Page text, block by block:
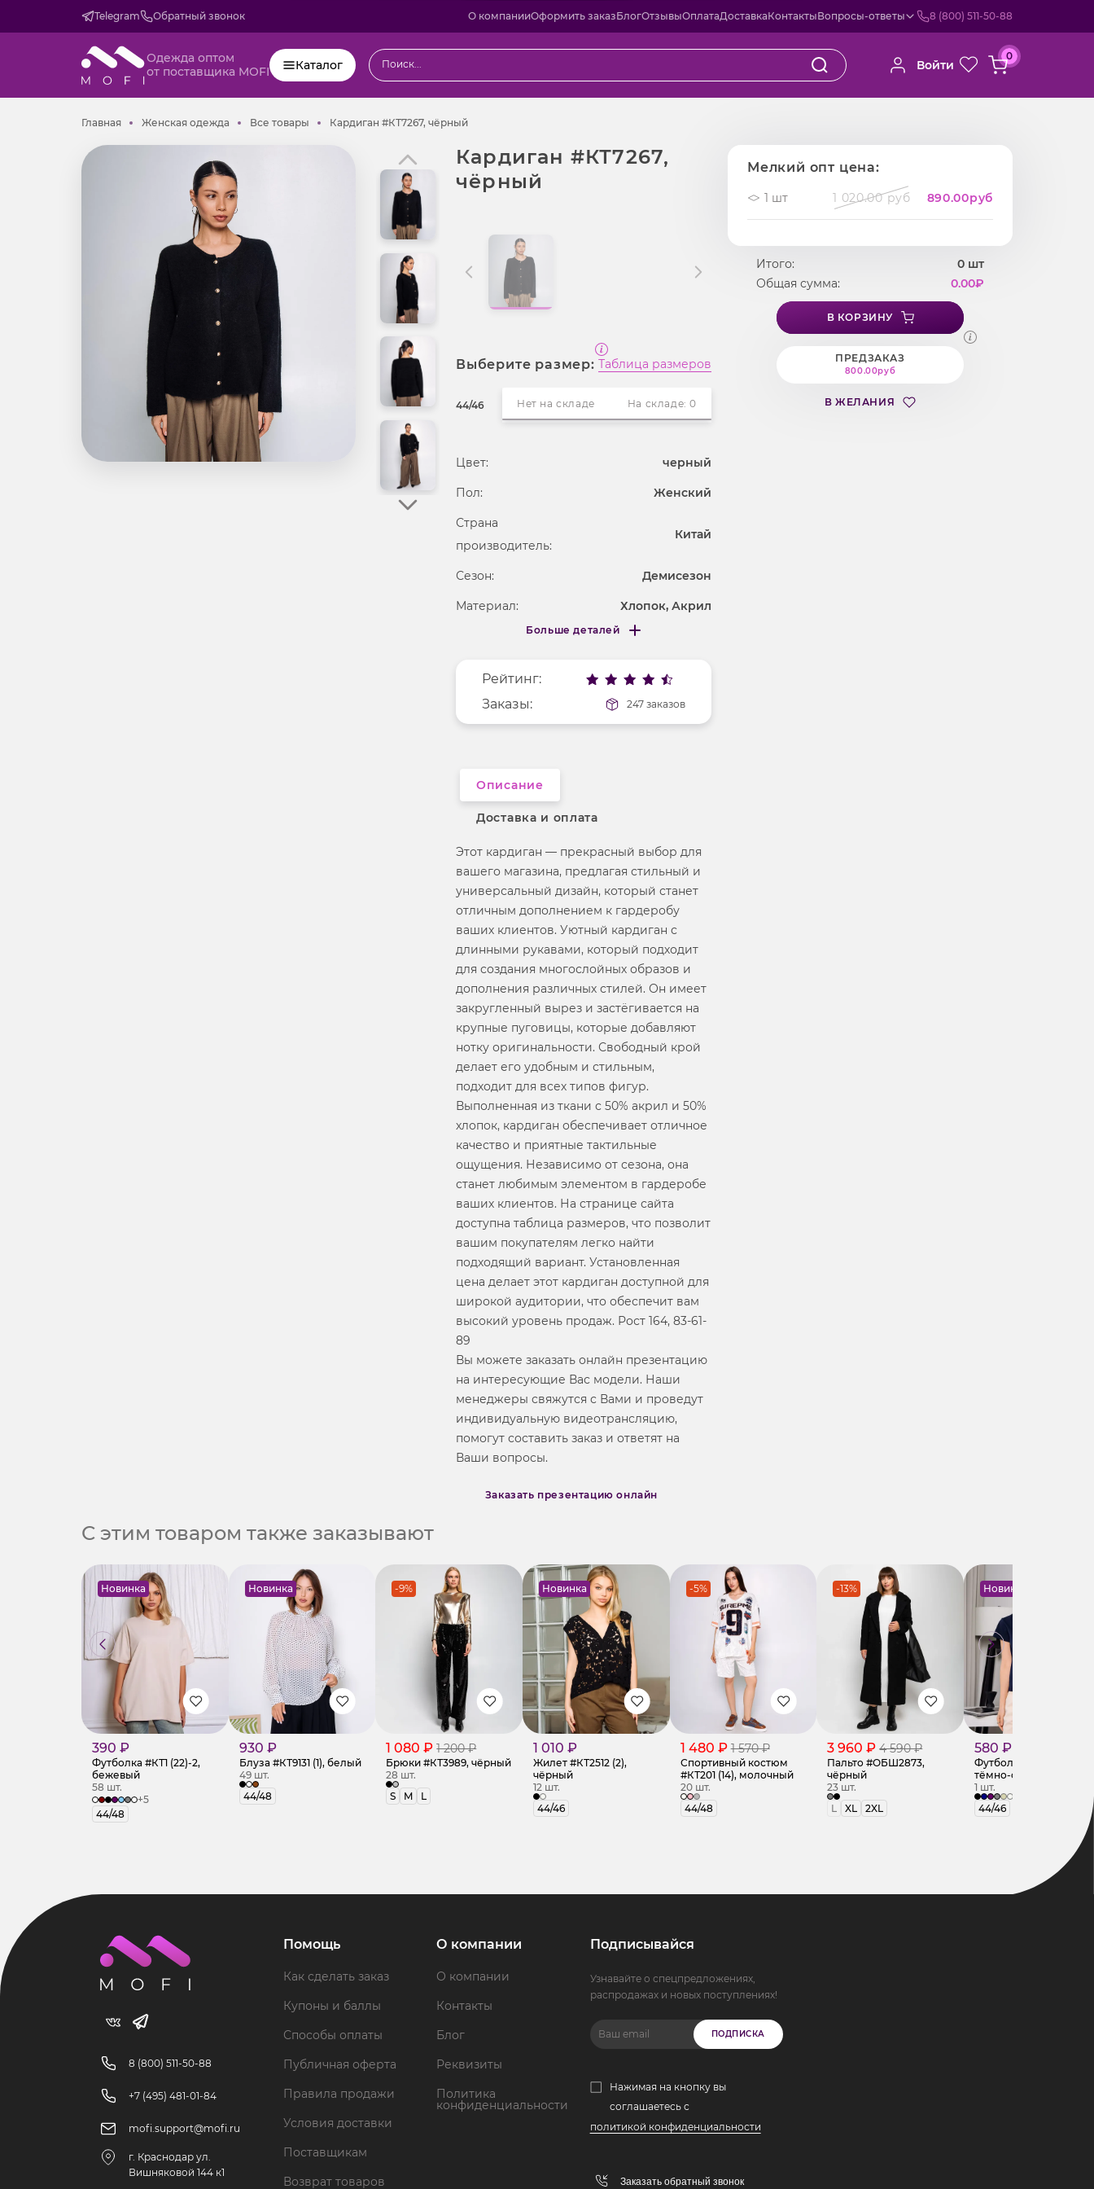
Telegram Обратный звонок О компанииОформить заказБлогОтзывыОплатаДоставкаКонтактыВопросы-ответы 8 (800) 511-50-88
Одежда оптом
от поставщика MOFI
Каталог Войти
0
ГлавнаяГлавнаяЖенская одежда Женская одежда
Все товары Все товары
Кардиган #КТ7267, чёрныйКардиган #КТ7267, чёрный
Кардиган #КТ7267,
чёрный
Выберите размер: Таблица размеров
44/46 Нет на складе На складе: 0
Цвет: черный
Пол: Женский
Страна
производитель:
Китай
Сезон: Демисезон
Материал:
Хлопок, Акрил
Длина рукава
Рисунок
Вырез горловины округлый
Больше деталей
Меньше деталей
Рейтинг:
Заказы:
247 заказов
Описание
Доставка и оплата
Этот кардиган — прекрасный выбор для
вашего магазина, предлагая стильный и
универсальный дизайн, который станет
отличным дополнением к гардеробу
ваших клиентов. Уютный кардиган с
длинными рукавами, который подходит
для создания многослойных образов и
дополнения различных стилей. Он имеет
закругленный вырез и застёгивается на
крупные пуговицы, которые добавляют
нотку оригинальности. Свободный крой
делает его удобным и стильным,
подходит для всех типов фигур.
Выполненная из ткани с 50% акрил и 50%
хлопок, кардиган обеспечивает отличное
качество и приятные тактильные
ощущения. Независимо от сезона, она
станет любимым элементом в гардеробе
ваших клиентов. На странице сайта
доступна таблица размеров, что позволит
вашим покупателям легко найти
подходящий вариант. Установленная
цена делает этот кардиган доступной для
широкой аудитории, что обеспечит вам
высокий уровень продаж. Рост 164, 83-61-
89
Вы можете заказать онлайн презентацию
на интересующие Вас модели. Наши
менеджеры свяжутся с Вами и проведут
индивидуальную видеотрансляцию,
помогут составить заказ и ответят на
Ваши вопросы.
Заказать презентацию онлайн
Мелкий опт цена:
1 шт 1 020.00 руб 890.00руб
Итого: 0 шт
Общая сумма:
0.00₽
В КОРЗИНУ
ПРЕДЗАКАЗ
800.00руб
В ЖЕЛАНИЯ
С этим товаром также заказывают
Новинка
390 ₽
Футболка #КТ1 (22)-2,
бежевый
58 шт.
+5
44/48
Новинка
930 ₽
Блуза #КТ9131 (1), белый
49 шт.
44/48
-9%
1 080 ₽ 1 200 ₽
Брюки #КТ3989, чёрный
28 шт.
S
M L
Новинка
1 010 ₽
Жилет #КТ2512 (2),
чёрный
12 шт.
44/46
-5%
1 480 ₽ 1 570 ₽
Спортивный костюм
#КТ201 (14), молочный
20 шт.
44/48
-13%
3 960 ₽ 4 590 ₽
Пальто #ОБШ2873,
чёрный
23 шт.
L
XL 2XL
Новинка
580 ₽
Футболка #КТ250362,
тёмно-синий
1 шт.
44/46
8 (800) 511-50-88
+7 (495) 481-01-84
mofi.support@mofi.ru
г. Краснодар ул.
Вишняковой 144 к1
Помощь
Как сделать заказ
Купоны и баллы
Способы оплаты
Публичная оферта
Правила продажи
Условия доставки
Поставщикам
Возврат товаров
О компании
О компании
Контакты
Блог
Реквизиты
Политика
конфиденциальности
Подписывайся
Узнавайте о спецпредложениях,
распродажах и новых поступлениях!
ПОДПИСКА
Нажимая на кнопку вы
соглашаетесь с
политикой конфиденциальности
Заказать обратный звонок